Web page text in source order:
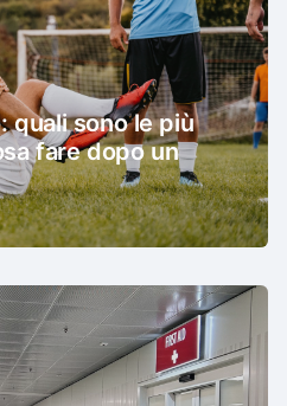
quali sono le più
fare dopo un